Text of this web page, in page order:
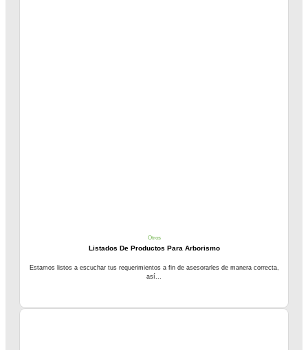
Otros
Listados De Productos Para Arborismo
Estamos listos a escuchar tus requerimientos a fin de asesorarles de manera correcta,
así...